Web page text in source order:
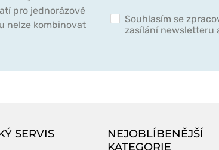
pro jednorázové
nelze kombinovat
Souhlasím se
zasílání newsletteru
SERVIS
NEJOBLÍBENĚJŠÍ
KATEGORIE